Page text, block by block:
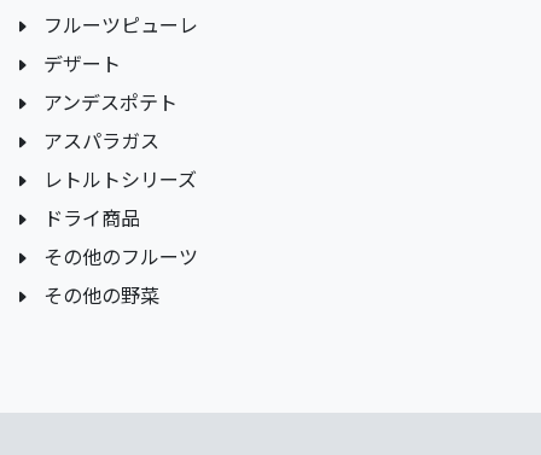
フルーツピューレ
デザート
アンデスポテト
アスパラガス
レトルトシリーズ
ドライ商品
その他のフルーツ
その他の野菜